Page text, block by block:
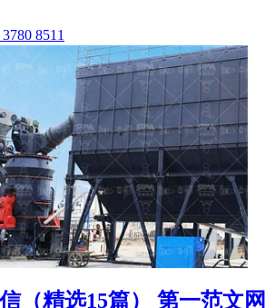
8511
（精选15篇） 第一范文网